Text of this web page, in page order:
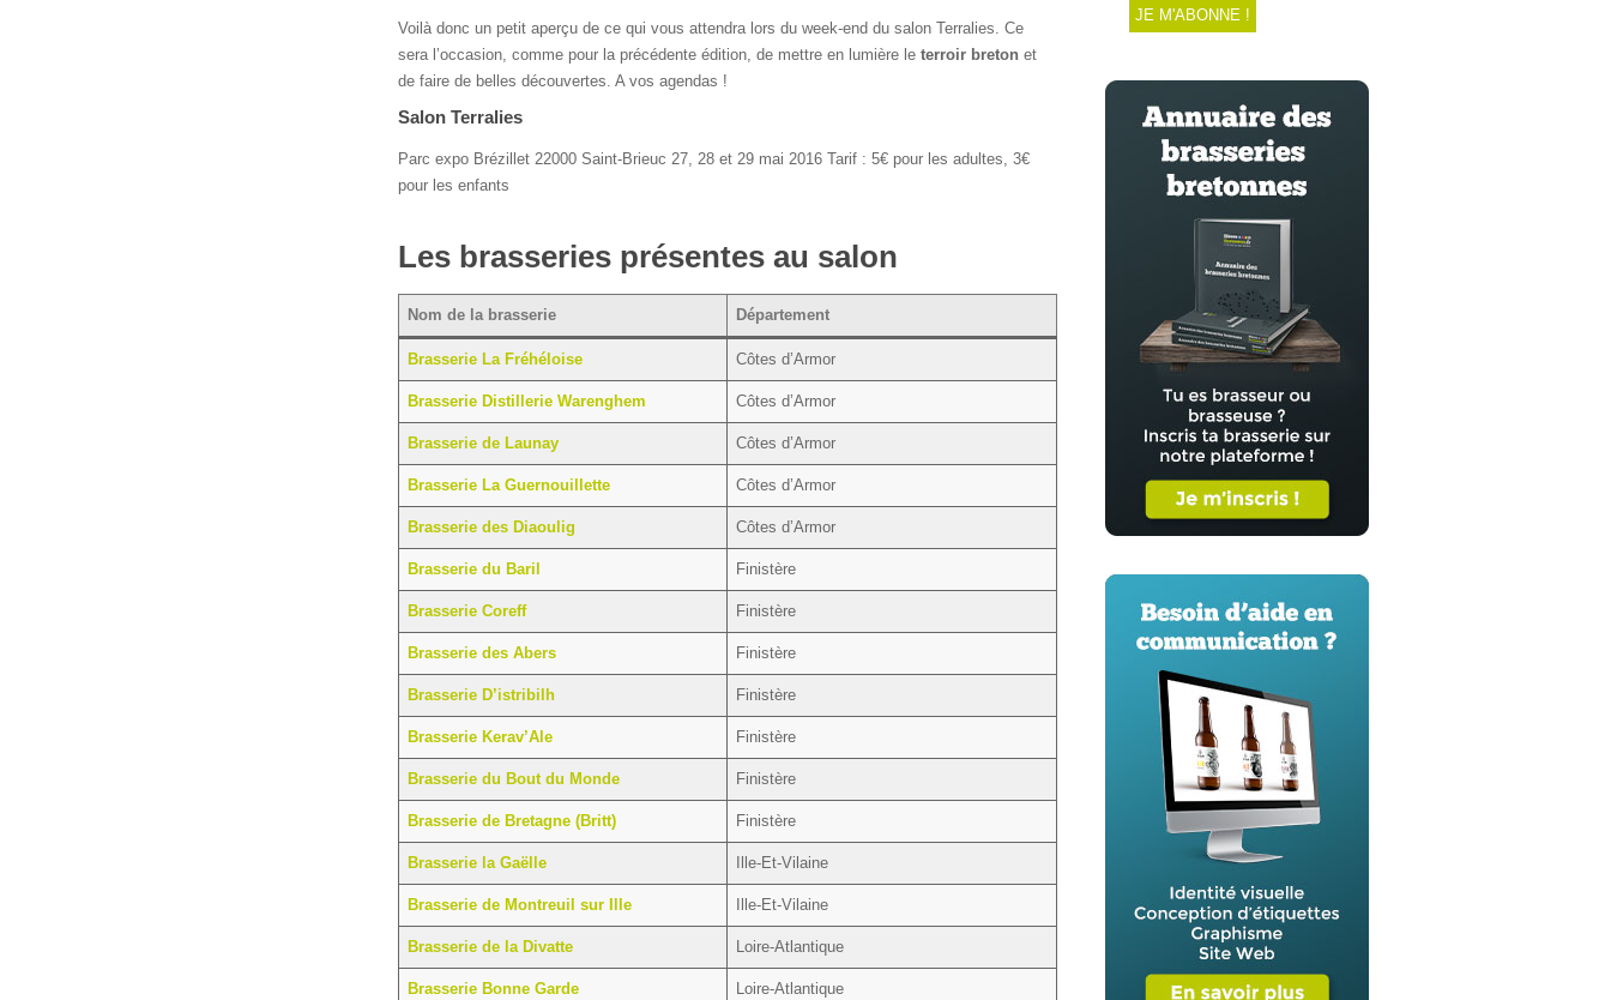
Voilà donc un petit aperçu de ce qui vous attendra lors du week-end du salon Terralies. Ce
sera l’occasion, comme pour la précédente édition, de mettre en lumière le terroir breton et
de faire de belles découvertes. A vos agendas !
Salon Terralies
Parc expo Brézillet 22000 Saint-Brieuc 27, 28 et 29 mai 2016 Tarif : 5€ pour les adultes, 3€
pour les enfants
Les brasseries présentes au salon
Nom de la brasserie Département
Brasserie La Fréhéloise Côtes d’Armor
Brasserie Distillerie Warenghem Côtes d’Armor
Brasserie de Launay Côtes d’Armor
Brasserie La Guernouillette Côtes d’Armor
Brasserie des Diaoulig Côtes d’Armor
Brasserie du Baril Finistère
Brasserie Coreff Finistère
Brasserie des Abers Finistère
Brasserie D’istribilh Finistère
Brasserie Kerav’Ale Finistère
Brasserie du Bout du Monde Finistère
Brasserie de Bretagne (Britt) Finistère
Brasserie la Gaëlle Ille-Et-Vilaine
Brasserie de Montreuil sur Ille Ille-Et-Vilaine
Brasserie de la Divatte Loire-Atlantique
Brasserie Bonne Garde Loire-Atlantique